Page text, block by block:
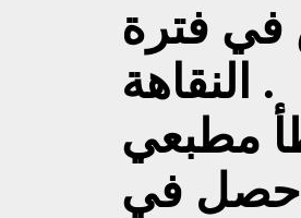
في فترة
النقاهة .
مطبعي
حصل في